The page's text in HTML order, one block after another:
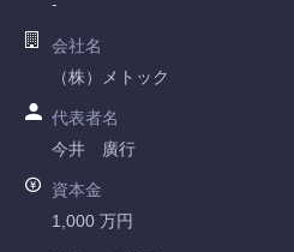
-
会社名
（株）メトック
代表者名
今井 廣行
資本金
1,000 万円